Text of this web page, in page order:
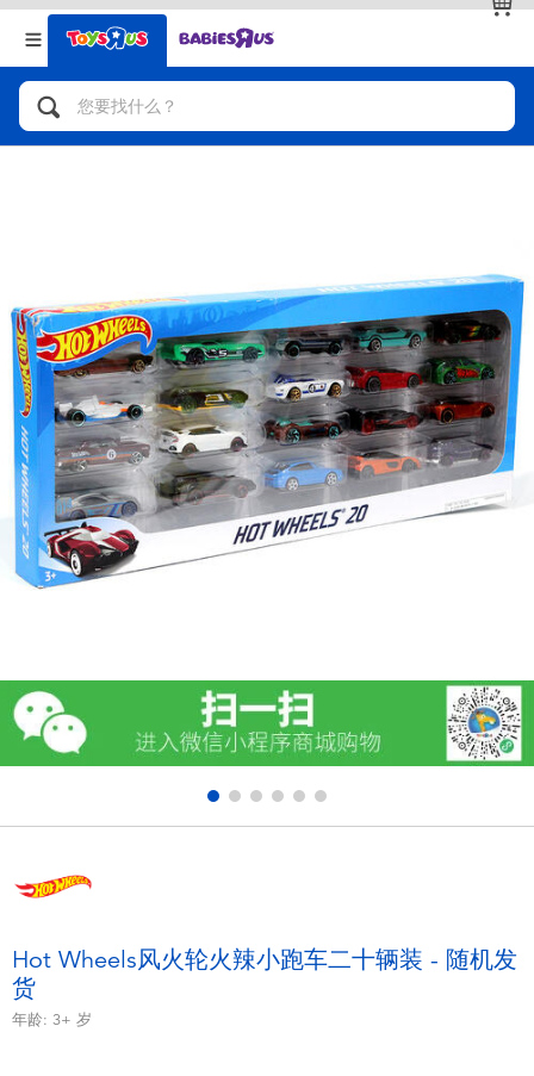
返回
分类目录
人气英雄，角色扮演，射击玩具
玩具车，货车，火车及遥控系列
手工艺，文具，蜡笔，泥胶，画板
娃娃，芭比，收藏公仔
电子玩具
益智学习玩具
户外及运动产品
模仿，化妆及造型系列
毛绒公仔玩具
夏日
返回
品牌
查看全部
Hot Wheels风火轮火辣小跑车二十辆装 - 随机发
货
年龄: 3+ 岁